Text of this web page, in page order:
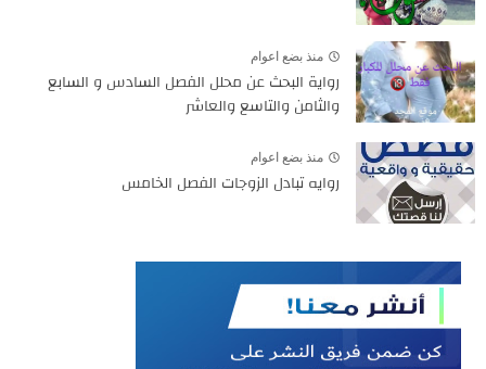
منذ بضع اعوام
رواية البحث عن محلل الفصل السادس و السابع
والثامن والتاسع والعاشر
منذ بضع اعوام
روايه تبادل الزوجات الفصل الخامس